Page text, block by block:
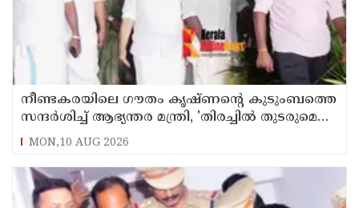
നീണ്ടകരയിലെ ഗൗതം കൃഷ്ണന്റെ കുടുംബത്തെ
സന്ദര്‍ശിച്ച് ആഭ്യന്തര മന്ത്രി, 'തിരച്ചില്‍ തുടരുമെന്ന്
ഉറപ്പ്
MON,10 AUG 2026